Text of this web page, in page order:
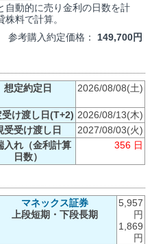
動的に売り金利の日数を計
料で計算。
考購入約定価格： 149,700円
想定約定日 2026/08/08(土)
受け渡し日(T+2) 2026/08/13(木)
受受け渡し日
2027/08/03(火)
入れ（金利計算
日数）
356 日
マネックス証券
上段短期・下段長期
5,957
円
1,869
円